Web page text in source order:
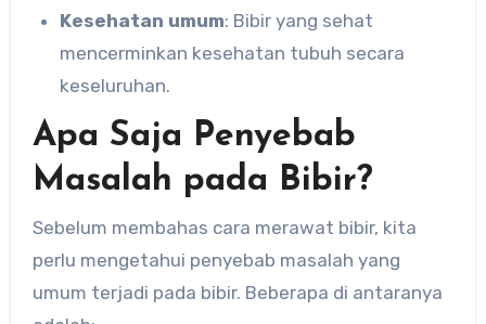
Kesehatan umum: Bibir yang sehat
mencerminkan kesehatan tubuh secara
keseluruhan.
Apa Saja Penyebab
Masalah pada Bibir?
Sebelum membahas cara merawat bibir, kita
perlu mengetahui penyebab masalah yang
umum terjadi pada bibir. Beberapa di antaranya